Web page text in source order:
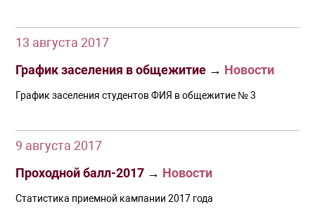
13 августа 2017
График заселения в общежитие → Новости
График заселения студентов ФИЯ в общежитие № 3
9 августа 2017
Проходной балл-2017 → Новости
Статистика приемной кампании 2017 года